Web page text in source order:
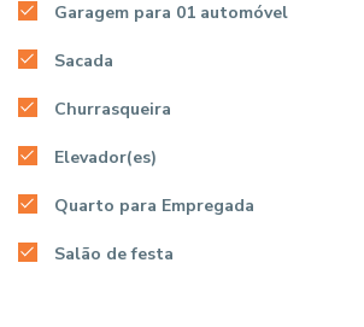
Garagem para 01 automóvel
Sacada
Churrasqueira
Elevador(es)
Quarto para Empregada
Salão de festa